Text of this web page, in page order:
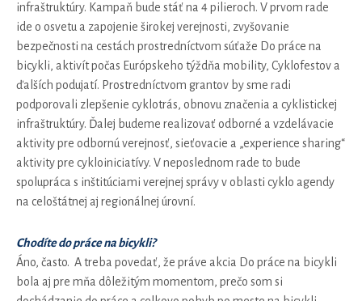
infraštruktúry. Kampaň bude stáť na 4 pilieroch. V prvom rade
ide o osvetu a zapojenie širokej verejnosti, zvyšovanie
bezpečnosti na cestách prostredníctvom súťaže Do práce na
bicykli, aktivít počas Európskeho týždňa mobility, Cyklofestov a
ďalších podujatí. Prostredníctvom grantov by sme radi
podporovali zlepšenie cyklotrás, obnovu značenia a cyklistickej
infraštruktúry. Ďalej budeme realizovať odborné a vzdelávacie
aktivity pre odbornú verejnosť, sieťovacie a „experience sharing“
aktivity pre cykloiniciatívy. V neposlednom rade to bude
spolupráca s inštitúciami verejnej správy v oblasti cyklo agendy
na celoštátnej aj regionálnej úrovní.
Chodíte do práce na bicykli?
Áno, často. A treba povedať, že práve akcia Do práce na bicykli
bola aj pre mňa dôležitým momentom, prečo som si